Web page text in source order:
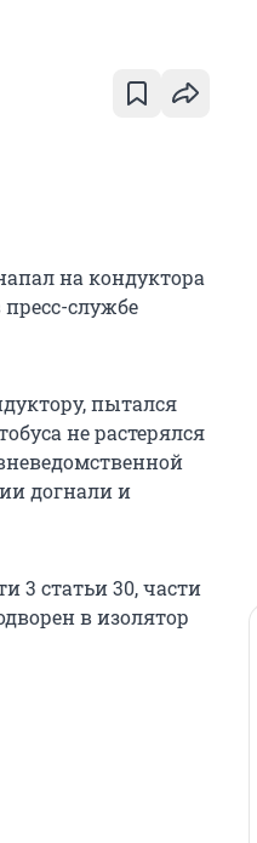
на кондуктора
службе
пытался
не растерялся
догнали и
3 статьи 30, части
в изолятор